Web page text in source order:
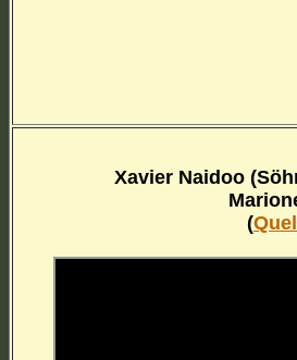
Xavier Naidoo
(